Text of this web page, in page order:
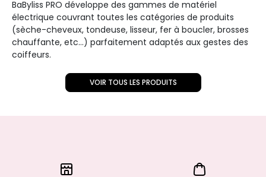
BaByliss PRO développe des gammes de matériel
électrique couvrant toutes les catégories de produits
(sèche-cheveux, tondeuse, lisseur, fer à boucler, brosses
chauffante, etc...) parfaitement adaptés aux gestes des
coiffeurs.
VOIR TOUS LES PRODUITS